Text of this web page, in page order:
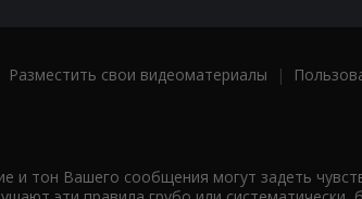
Разместить свои видеоматериалы |
тон Вашего сообщения могут задеть